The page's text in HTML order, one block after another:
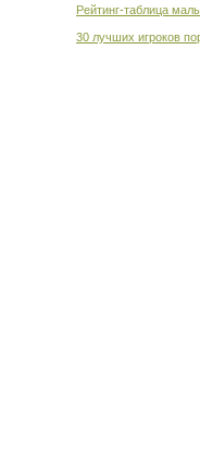
Рейтинг-таблица
30 лучших игроков